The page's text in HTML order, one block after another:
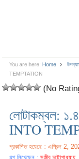
You are here: Home
TEMPTATION
(No
লোটাকম্বল:
INTO
প্রকাশিত হয়েছে : এপ্রিল 2,
গল্প লিখেছেন :সঞ্জীব চট্টোপাধ্যায়